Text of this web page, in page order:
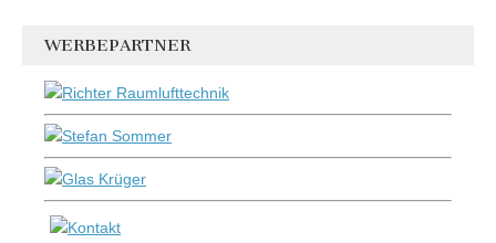
WERBEPARTNER